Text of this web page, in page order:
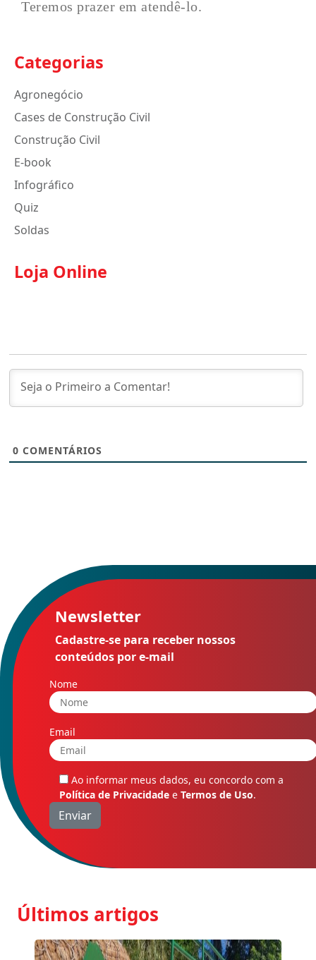
Teremos prazer em atendê-lo.
Categorias
Agronegócio
Cases de Construção Civil
Construção Civil
E-book
Infográfico
Quiz
Soldas
Loja Online
0 COMENTÁRIOS
Newsletter
Cadastre-se para receber nossos
conteúdos por e-mail
Nome
Email
Ao informar meus dados, eu concordo com a
Política de Privacidade e Termos de Uso.
Últimos artigos